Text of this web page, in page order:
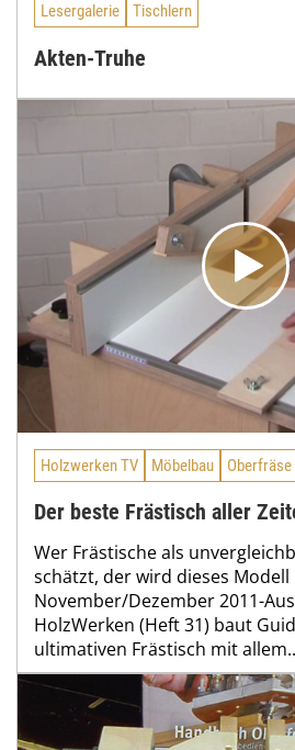
Lesergalerie Tischlern
Akten-Truhe
Holzwerken TV Möbelbau Oberfräse
Der beste Frästisch aller
Wer Frästische als
schätzt, der wird dieses Modell
November/Dezember 2011-
HolzWerken (Heft 31) baut
ultimativen Frästisch mit